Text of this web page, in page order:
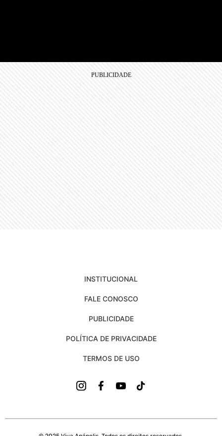
INSTITUCIONAL
FALE CONOSCO
PUBLICIDADE
POLÍTICA DE PRIVACIDADE
TERMOS DE USO